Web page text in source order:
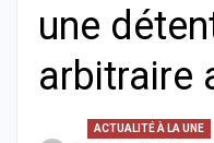
une
arbitraire
ACTUALITÉ À LA UNE